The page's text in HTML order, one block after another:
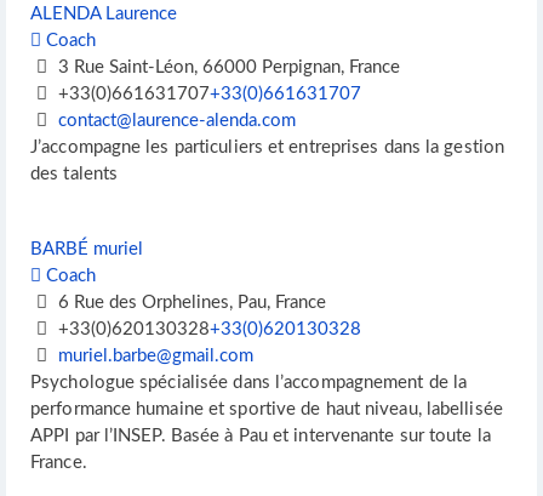
ALENDA Laurence
Coach
3 Rue Saint-Léon, 66000 Perpignan, France
+33(0)661631707+33(0)661631707
contact@laurence-alenda.com
J’accompagne les particuliers et entreprises dans la gestion
des talents
BARBÉ muriel
Coach
6 Rue des Orphelines, Pau, France
+33(0)620130328+33(0)620130328
muriel.barbe@gmail.com
Psychologue spécialisée dans l’accompagnement de la
performance humaine et sportive de haut niveau, labellisée
APPI par l’INSEP. Basée à Pau et intervenante sur toute la
France.